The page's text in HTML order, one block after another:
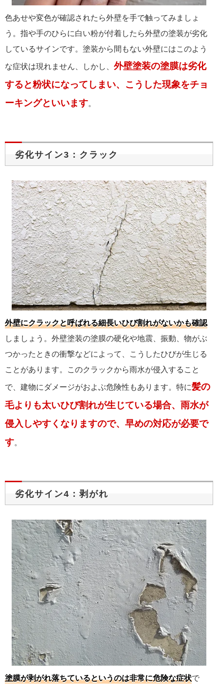
色あせや変色が確認されたら外壁を手で触ってみましょ
う。指や手のひらに白い粉が付着したら外壁の塗装が劣化
しているサインです。塗装から間もない外壁にはこのよう
な症状は現れません、しかし、 外壁塗装の塗膜は劣化
すると粉状になってしまい、こうした現象をチョ
ーキングといいます。
劣化サイン3：クラック
外壁にクラックと呼ばれる細長いひび割れがないかも確認
しましょう。外壁塗装の塗膜の硬化や地震、振動、物がぶ
つかったときの衝撃などによって、こうしたひびが生じる
ことがあります。このクラックから雨水が侵入すること
で、建物にダメージがおよぶ危険性もあります。特に髪の
毛よりも太いひび割れが生じている場合、雨水が
侵入しやすくなりますので、早めの対応が必要で
す。
劣化サイン4：剥がれ
塗膜が剥がれ落ちているというのは非常に危険な症状で